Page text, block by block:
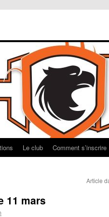
Le club Comment s’inscrire
Article
11 mars